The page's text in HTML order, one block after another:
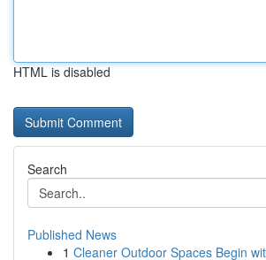
HTML is disabled
Search
Published News
1 Cleaner Outdoor Spaces Begin